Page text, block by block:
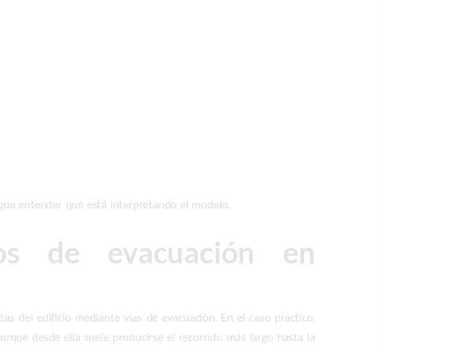
entender qué está interpretando el modelo.
de evacuación en
del edificio mediante vías de evacuación. En el caso práctico,
desde ella suele producirse el recorrido más largo hasta la